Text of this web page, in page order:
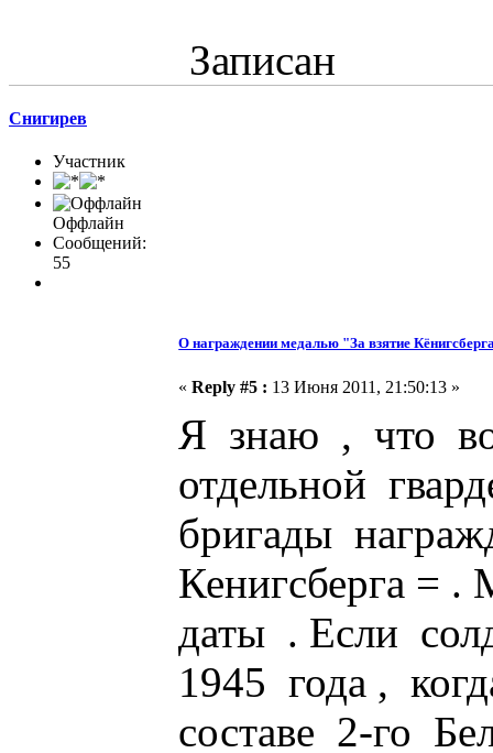
Записан
Снигирев
Участник
Оффлайн
Сообщений:
55
О награждении медалью "За взятие
«Reply #5 : 13 Июня 2011, 21:50:13 »
Я знаю , что
отдельной
бригады
Кенигсберга =
даты . Если
1945 года ,
составе 2-го